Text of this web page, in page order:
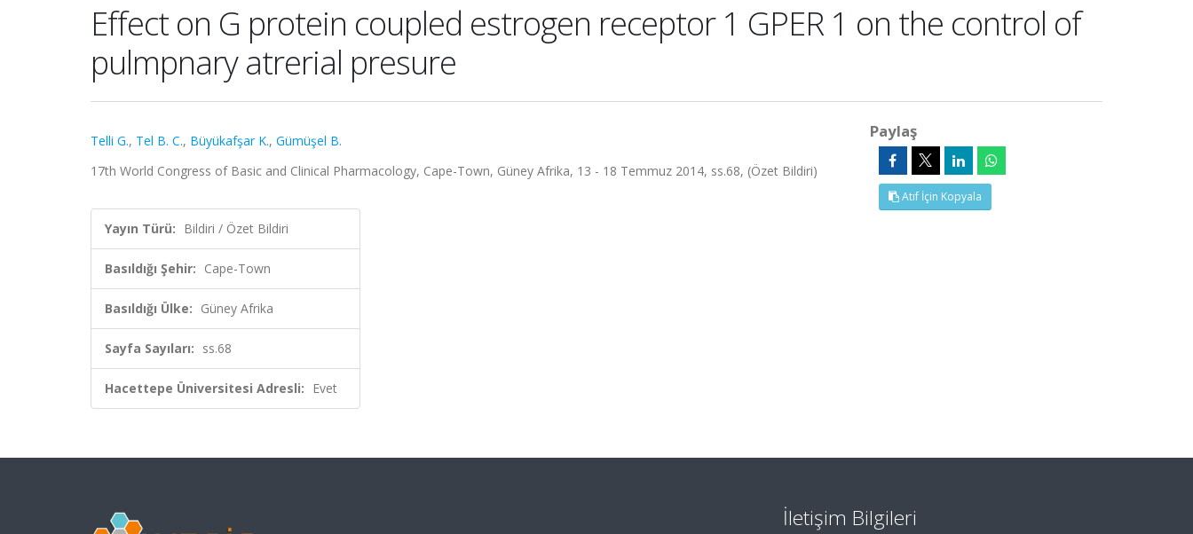
Effect on G protein coupled estrogen receptor 1 GPER 1 on the control of
pulmpnary atrerial presure
Telli G., Tel B. C., Büyükafşar K., Gümüşel B.
17th World Congress of Basic and Clinical Pharmacology, Cape-Town, Güney Afrika, 13 - 18 Temmuz 2014, ss.68, (Özet Bildiri)
Yayın Türü: Bildiri / Özet Bildiri
Basıldığı Şehir: Cape-Town
Basıldığı Ülke: Güney Afrika
Sayfa Sayıları: ss.68
Hacettepe Üniversitesi Adresli: Evet
Paylaş
Atıf İçin Kopyala
İletişim Bilgileri